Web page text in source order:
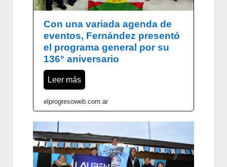
Con una variada agenda de
eventos, Fernández presentó
el programa general por su
136° aniversario
Leer más
elprogresoweb.com.ar